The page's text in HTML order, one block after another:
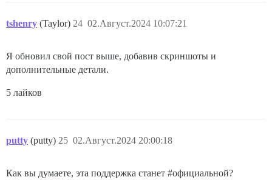
tshenry (Taylor) 02.Август.2024 10:07:21
24
Я обновил свой пост выше, добавив скриншоты и
дополнительные детали.
5 лайков
putty (putty) 02.Август.2024 20:00:18
25
Как вы думаете, эта поддержка станет #официальной?